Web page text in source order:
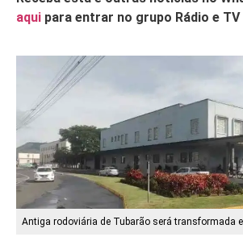
aqui para entrar no grupo Rádio e
Antiga rodoviária de Tubarão será transformada